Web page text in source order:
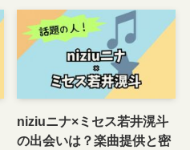
niziuニナ×ミセス若井滉斗
の出会いは？楽曲提供と密